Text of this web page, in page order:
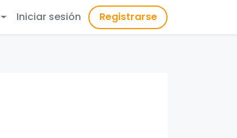
Iniciar sesión Registrarse